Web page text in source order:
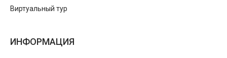
Виртуальный тур
ИНФОРМАЦИЯ